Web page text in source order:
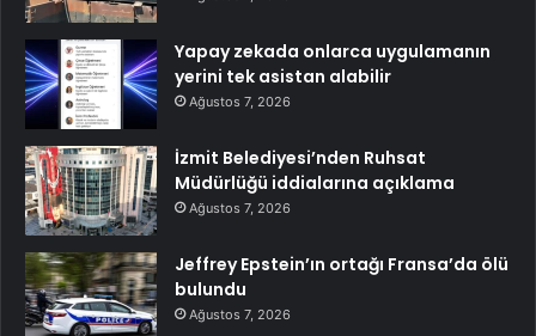
Yapay zekada onlarca uygulamanın
yerini tek asistan alabilir
Ağustos 7, 2026
İzmit Belediyesi’nden Ruhsat
Müdürlüğü iddialarına açıklama
Ağustos 7, 2026
Jeffrey Epstein’ın ortağı Fransa’da ölü
bulundu
Ağustos 7, 2026